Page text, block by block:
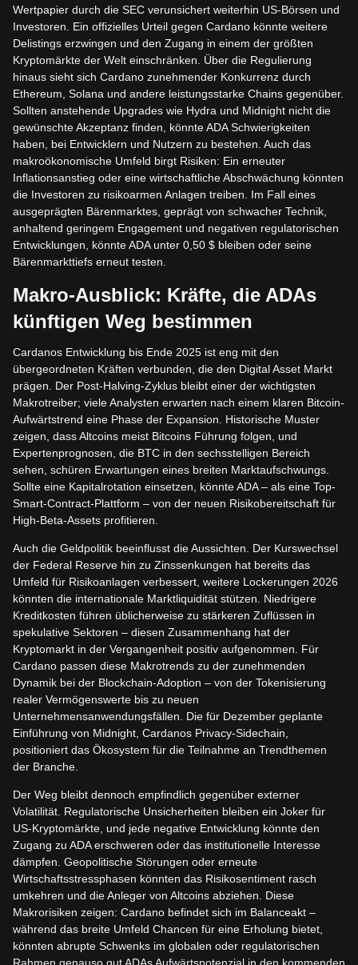
Wertpapier durch die SEC verunsichert weiterhin US-Börsen und
Investoren. Ein offizielles Urteil gegen Cardano könnte weitere
Delistings erzwingen und den Zugang in einem der größten
Kryptomärkte der Welt einschränken. Über die Regulierung
hinaus sieht sich Cardano zunehmender Konkurrenz durch
Ethereum, Solana und andere leistungsstarke Chains gegenüber.
Sollten anstehende Upgrades wie Hydra und Midnight nicht die
gewünschte Akzeptanz finden, könnte ADA Schwierigkeiten
haben, bei Entwicklern und Nutzern zu bestehen. Auch das
makroökonomische Umfeld birgt Risiken: Ein erneuter
Inflationsanstieg oder eine wirtschaftliche Abschwächung könnten
die Investoren zu risikoarmen Anlagen treiben. Im Fall eines
ausgeprägten Bärenmarktes, geprägt von schwacher Technik,
anhaltend geringem Engagement und negativen regulatorischen
Entwicklungen, könnte ADA unter 0,50 $ bleiben oder seine
Bärenmarkttiefs erneut testen.
Makro-Ausblick: Kräfte, die ADAs
künftigen Weg bestimmen
Cardanos Entwicklung bis Ende 2025 ist eng mit den
übergeordneten Kräften verbunden, die den Digital Asset Markt
prägen. Der Post-Halving-Zyklus bleibt einer der wichtigsten
Makrotreiber; viele Analysten erwarten nach einem klaren Bitcoin-
Aufwärtstrend eine Phase der Expansion. Historische Muster
zeigen, dass Altcoins meist Bitcoins Führung folgen, und
Expertenprognosen, die BTC in den sechsstelligen Bereich
sehen, schüren Erwartungen eines breiten Marktaufschwungs.
Sollte eine Kapitalrotation einsetzen, könnte ADA – als eine Top-
Smart-Contract-Plattform – von der neuen Risikobereitschaft für
High-Beta-Assets profitieren.
Auch die Geldpolitik beeinflusst die Aussichten. Der Kurswechsel
der Federal Reserve hin zu Zinssenkungen hat bereits das
Umfeld für Risikoanlagen verbessert, weitere Lockerungen 2026
könnten die internationale Marktliquidität stützen. Niedrigere
Kreditkosten führen üblicherweise zu stärkeren Zuflüssen in
spekulative Sektoren – diesen Zusammenhang hat der
Kryptomarkt in der Vergangenheit positiv aufgenommen. Für
Cardano passen diese Makrotrends zu der zunehmenden
Dynamik bei der Blockchain-Adoption – von der Tokenisierung
realer Vermögenswerte bis zu neuen
Unternehmensanwendungsfällen. Die für Dezember geplante
Einführung von Midnight, Cardanos Privacy-Sidechain,
positioniert das Ökosystem für die Teilnahme an Trendthemen
der Branche.
Der Weg bleibt dennoch empfindlich gegenüber externer
Volatilität. Regulatorische Unsicherheiten bleiben ein Joker für
US-Kryptomärkte, und jede negative Entwicklung könnte den
Zugang zu ADA erschweren oder das institutionelle Interesse
dämpfen. Geopolitische Störungen oder erneute
Wirtschaftsstressphasen könnten das Risikosentiment rasch
umkehren und die Anleger von Altcoins abziehen. Diese
Makrorisiken zeigen: Cardano befindet sich im Balanceakt –
während das breite Umfeld Chancen für eine Erholung bietet,
könnten abrupte Schwenks im globalen oder regulatorischen